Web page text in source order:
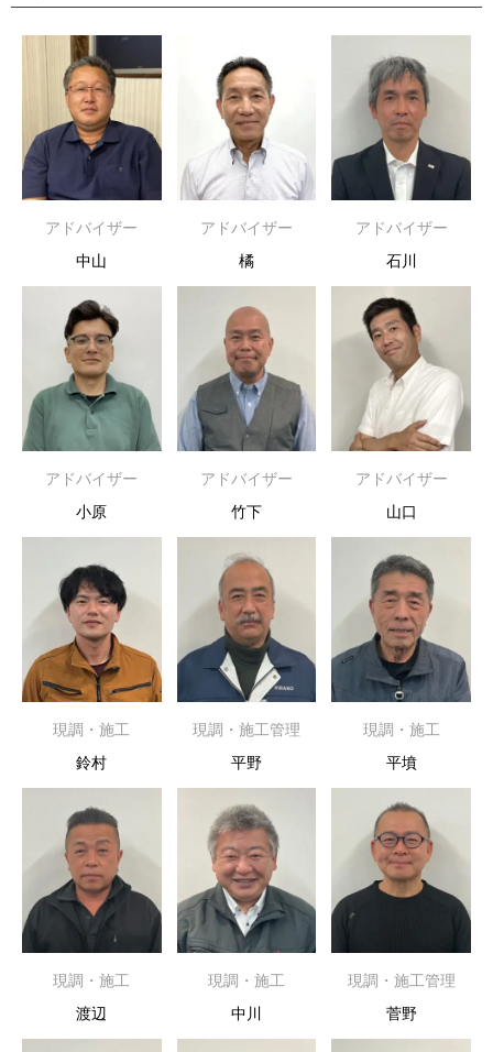
アドバイザー
中山
アドバイザー
橘
アドバイザー
石川
アドバイザー
小原
アドバイザー
竹下
アドバイザー
山口
現調・施工
鈴村
現調・施工管理
平野
現調・施工
平墳
現調・施工
渡辺
現調・施工
中川
現調・施工管理
菅野